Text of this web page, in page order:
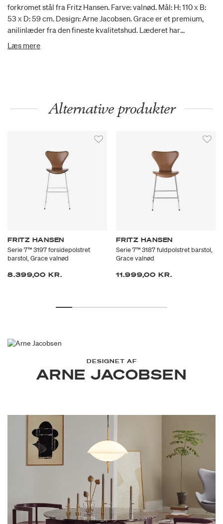
forkromet stål fra Fritz Hansen. Farve: valnød. Mål: H: 110 x B:
53 x D: 59 cm. Design: Arne Jacobsen. Grace er et premium,
anilinlæder fra den fineste kvalitetshud. Læderet har
karakterfulde, unikke markeringer, en blød finish og et
Læs mere
Alternative produkter
FRITZ HANSEN
Serie 7™ 3197 forsidepolstret
barstol, Grace valnød
8.399,00 KR.
FRITZ HANSEN
Serie 7™ 3187 fuldpolstret barstol,
Grace valnød
11.999,00 KR.
DESIGNET AF
ARNE JACOBSEN